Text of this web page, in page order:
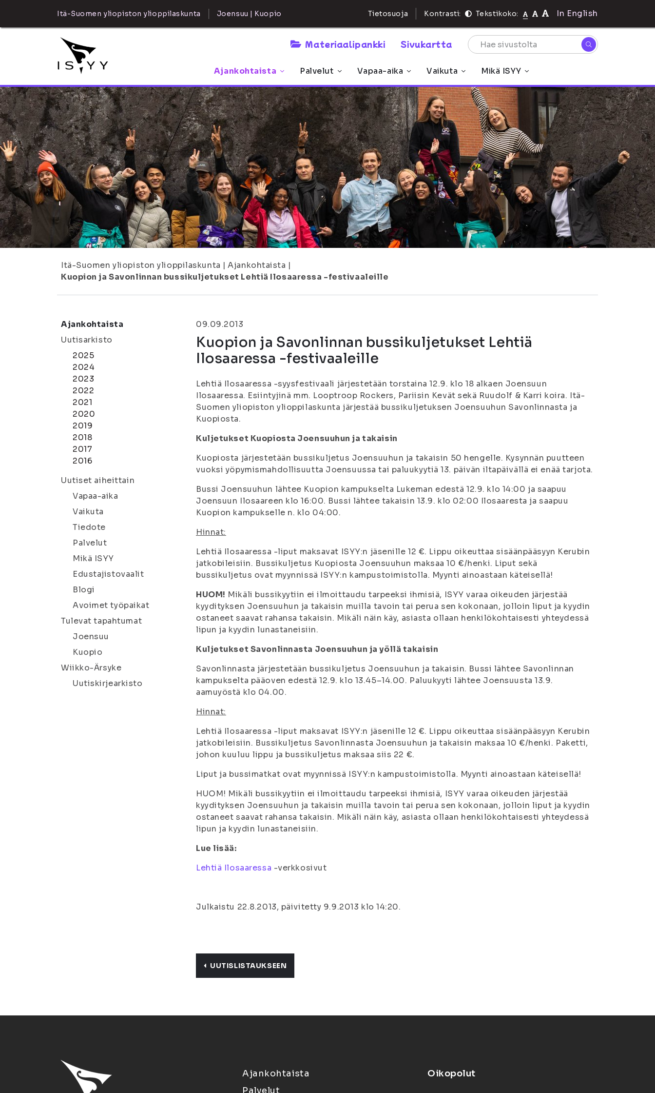
Itä-Suomen yliopiston ylioppilaskunta Joensuu | Kuopio Tietosuoja Kontrasti: Tekstikoko: In English
Materiaalipankki Sivukartta
Ajankohtaista Palvelut Vapaa-aika Vaikuta Mikä ISYY
Itä-Suomen yliopiston ylioppilaskunta | Ajankohtaista |
Kuopion ja Savonlinnan bussikuljetukset Lehtiä Ilosaaressa -festivaaleille
Ajankohtaista
Uutisarkisto
2025
2024
2023
2022
2021
2020
2019
2018
2017
2016
Uutiset aiheittain
Vapaa-aika
Vaikuta
Tiedote
Palvelut
Mikä ISYY
Edustajistovaalit
Blogi
Avoimet työpaikat
Tulevat tapahtumat
Joensuu
Kuopio
Wiikko-Ärsyke
Uutiskirjearkisto
09.09.2013
Kuopion ja Savonlinnan bussikuljetukset Lehtiä
Ilosaaressa -festivaaleille
Lehtiä Ilosaaressa -syysfestivaali järjestetään torstaina 12.9. klo 18 alkaen Joensuun
Ilosaaressa. Esiintyjinä mm. Looptroop Rockers, Pariisin Kevät sekä Ruudolf & Karri koira. Itä-
Suomen yliopiston ylioppilaskunta järjestää bussikuljetuksen Joensuuhun Savonlinnasta ja
Kuopiosta.
Kuljetukset Kuopiosta Joensuuhun ja takaisin
Kuopiosta järjestetään bussikuljetus Joensuuhun ja takaisin 50 hengelle. Kysynnän puutteen
vuoksi yöpymismahdollisuutta Joensuussa tai paluukyytiä 13. päivän iltapäivällä ei enää tarjota.
Bussi Joensuuhun lähtee Kuopion kampukselta Lukeman edestä 12.9. klo 14:00 ja saapuu
Joensuun Ilosaareen klo 16:00. Bussi lähtee takaisin 13.9. klo 02:00 Ilosaaresta ja saapuu
Kuopion kampukselle n. klo 04:00.
Hinnat:
Lehtiä Ilosaaressa -liput maksavat ISYY:n jäsenille 12 €. Lippu oikeuttaa sisäänpääsyyn Kerubin
jatkobileisiin. Bussikuljetus Kuopiosta Joensuuhun maksaa 10 €/henki. Liput sekä
bussikuljetus ovat myynnissä ISYY:n kampustoimistolla. Myynti ainoastaan käteisellä!
HUOM! Mikäli bussikyytiin ei ilmoittaudu tarpeeksi ihmisiä, ISYY varaa oikeuden järjestää
kyydityksen Joensuuhun ja takaisin muilla tavoin tai perua sen kokonaan, jolloin liput ja kyydin
ostaneet saavat rahansa takaisin. Mikäli näin käy, asiasta ollaan henkilökohtaisesti yhteydessä
lipun ja kyydin lunastaneisiin.
Kuljetukset Savonlinnasta Joensuuhun ja yöllä takaisin
Savonlinnasta järjestetään bussikuljetus Joensuuhun ja takaisin. Bussi lähtee Savonlinnan
kampukselta pääoven edestä 12.9. klo 13.45–14.00. Paluukyyti lähtee Joensuusta 13.9.
aamuyöstä klo 04.00.
Hinnat:
Lehtiä Ilosaaressa -liput maksavat ISYY:n jäsenille 12 €. Lippu oikeuttaa sisäänpääsyyn Kerubin
jatkobileisiin. Bussikuljetus Savonlinnasta Joensuuhun ja takaisin maksaa 10 €/henki. Paketti,
johon kuuluu lippu ja bussikuljetus maksaa siis 22 €.
Liput ja bussimatkat ovat myynnissä ISYY:n kampustoimistolla. Myynti ainoastaan käteisellä!
HUOM! Mikäli bussikyytiin ei ilmoittaudu tarpeeksi ihmisiä, ISYY varaa oikeuden järjestää
kyydityksen Joensuuhun ja takaisin muilla tavoin tai perua sen kokonaan, jolloin liput ja kyydin
ostaneet saavat rahansa takaisin. Mikäli näin käy, asiasta ollaan henkilökohtaisesti yhteydessä
lipun ja kyydin lunastaneisiin.
Lue lisää:
Lehtiä Ilosaaressa -verkkosivut
Julkaistu 22.8.2013, päivitetty 9.9.2013 klo 14:20.
UUTISLISTAUKSEEN
Ajankohtaista
Palvelut
Oikopolut